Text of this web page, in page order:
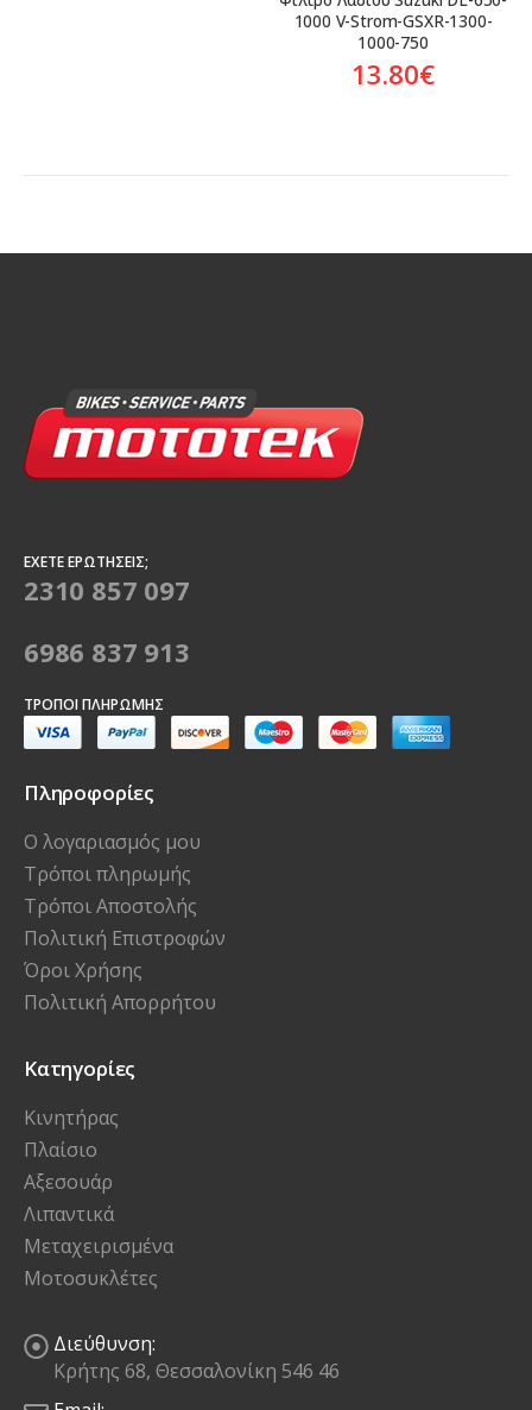
1000 V-Strom-GSXR-1300-
1000-750
13.80€
ΈΧΕΤΕ ΕΡΩΤΉΣΕΙΣ;
2310 857 097
6986 837 913
ΤΡΌΠΟΙ ΠΛΗΡΩΜΉΣ
Πληροφορίες
Ο λογαριασμός μου
Τρόποι πληρωμής
Τρόποι Αποστολής
Πολιτική Επιστροφών
Όροι Χρήσης
Πολιτική Απορρήτου
Κατηγορίες
Κινητήρας
Πλαίσιο
Αξεσουάρ
Λιπαντικά
Μεταχειρισμένα
Μοτοσυκλέτες
Διεύθυνση:
Κρήτης 68, Θεσσαλονίκη 546 46